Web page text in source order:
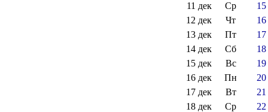
11 дек
Ср
15
12 дек
Чт
16
13 дек
Пт
17
14 дек
Сб
18
15 дек
Вс
19
16 дек
Пн
20
17 дек
Вт
21
18 дек
Ср
22